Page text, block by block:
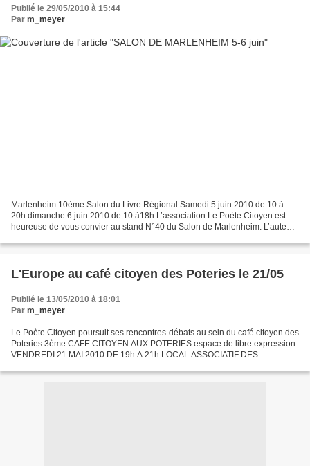
Publié le 29/05/2010 à 15:44
Par m_meyer
Marlenheim 10ème Salon du Livre Régional Samedi 5 juin 2010 de 10 à
20h dimanche 6 juin 2010 de 10 à18h L’association Le Poète Citoyen est
heureuse de vous convier au stand N°40 du Salon de Marlenheim. L’auteure
L'Europe au café citoyen des Poteries le 21/05
Publié le 13/05/2010 à 18:01
Par m_meyer
Le Poète Citoyen poursuit ses rencontres-débats au sein du café citoyen des
Poteries 3ème CAFE CITOYEN AUX POTERIES espace de libre expression
VENDREDI 21 MAI 2010 DE 19h A 21h LOCAL ASSOCIATIF DES